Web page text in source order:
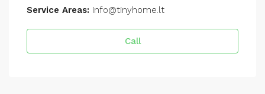
Service Areas: info@tinyhome.lt
Call